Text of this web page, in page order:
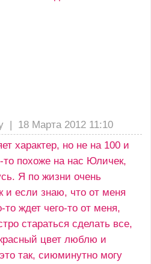
| 18 Марта 2012 11:10
характер, но не на 100 и
похоже на нас Юличек,
Я по жизни очень
и если знаю, что от меня
то ждет чего-то от меня,
стараться сделать все,
цвет люблю и
так, сиюминутно могу